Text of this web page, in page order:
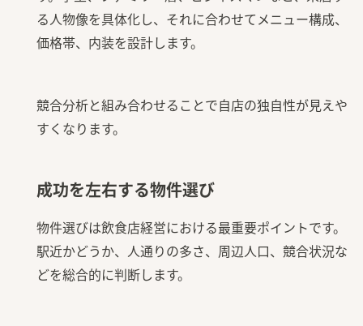
る人物像を具体化し、それに合わせてメニュー構成、
価格帯、内装を設計します。
競合分析と組み合わせることで自店の独自性が見えや
すくなります。
成功を左右する物件選び
物件選びは飲食店経営における最重要ポイントです。
駅近かどうか、人通りの多さ、周辺人口、競合状況な
どを総合的に判断します。